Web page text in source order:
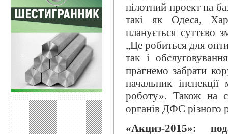
пілотний проект на
такі як Одеса,
планується суттєво
„Це робиться для
так і
прагнемо забрати
начальник
роботу». Також на
органів ДФС різного
«Акциз-2015»: